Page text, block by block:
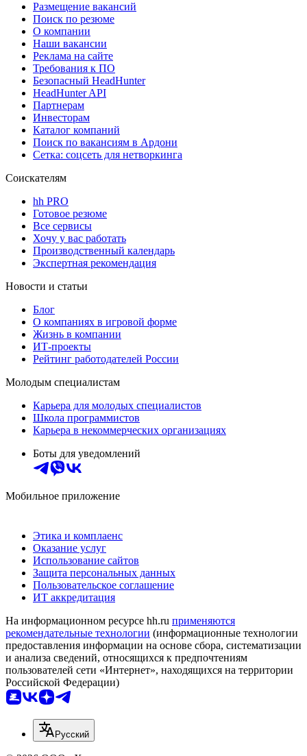
Размещение вакансий
Поиск по резюме
О компании
Наши вакансии
Реклама на сайте
Требования к ПО
Безопасный HeadHunter
HeadHunter API
Партнерам
Инвесторам
Каталог компаний
Поиск по вакансиям в Ардони
Сетка: соцсеть для нетворкинга
Соискателям
hh PRO
Готовое резюме
Все сервисы
Хочу у вас работать
Производственный календарь
Экспертная рекомендация
Новости и статьи
Блог
О компаниях в игровой форме
Жизнь в компании
ИТ-проекты
Рейтинг работодателей России
Молодым специалистам
Карьера для молодых специалистов
Школа программистов
Карьера в некоммерческих организациях
Боты для уведомлений
Мобильное приложение
Этика и комплаенс
Оказание услуг
Использование сайтов
Защита персональных данных
Пользовательское соглашение
ИТ аккредитация
На информационном ресурсе hh.ru применяются
рекомендательные технологии (информационные технологии
предоставления информации на основе сбора, систематизации
и анализа сведений, относящихся к предпочтениям
пользователей сети «Интернет», находящихся на территории
Российской Федерации)
Русский